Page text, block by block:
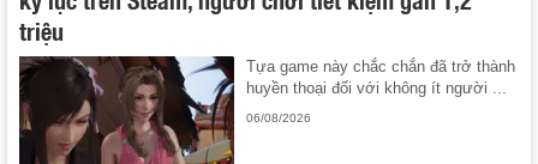
triệu
Tựa game này chắc chắn đã trở thành
huyền thoại đối với không ít người ...
06/08/2026